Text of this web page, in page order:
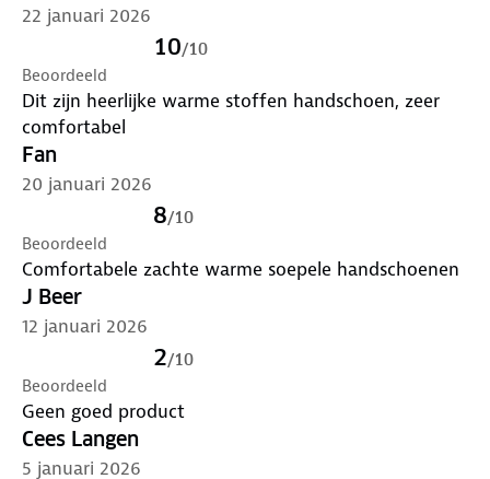
22 januari 2026
10/10
Beoordeeld
Dit zijn heerlijke warme stoffen handschoen, zeer
comfortabel
Fan
20 januari 2026
8/10
Beoordeeld
Comfortabele zachte warme soepele handschoenen
J Beer
12 januari 2026
2/10
Beoordeeld
Geen goed product
Cees Langen
5 januari 2026